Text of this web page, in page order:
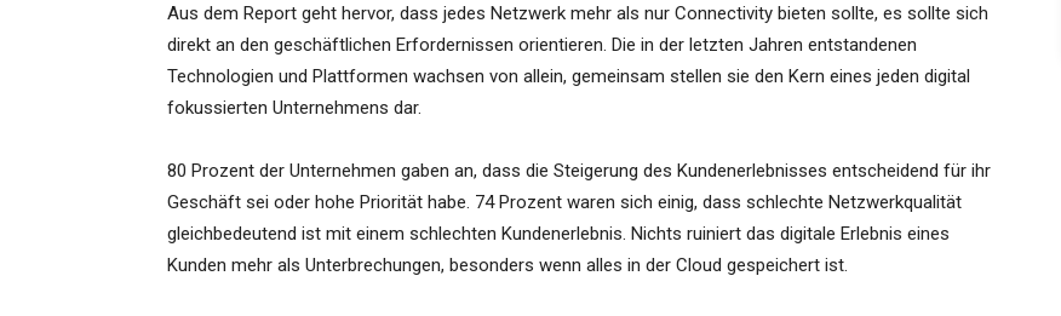
Aus dem Report geht hervor, dass jedes Netzwerk mehr als nur Connectivity bieten sollte, es sollte sich
direkt an den geschäftlichen Erfordernissen orientieren. Die in der letzten Jahren entstandenen
Technologien und Plattformen wachsen von allein, gemeinsam stellen sie den Kern eines jeden digital
fokussierten Unternehmens dar.
80 Prozent der Unternehmen gaben an, dass die Steigerung des Kundenerlebnisses entscheidend für ihr
Geschäft sei oder hohe Priorität habe. 74 Prozent waren sich einig, dass schlechte Netzwerkqualität
gleichbedeutend ist mit einem schlechten Kundenerlebnis. Nichts ruiniert das digitale Erlebnis eines
Kunden mehr als Unterbrechungen, besonders wenn alles in der Cloud gespeichert ist.